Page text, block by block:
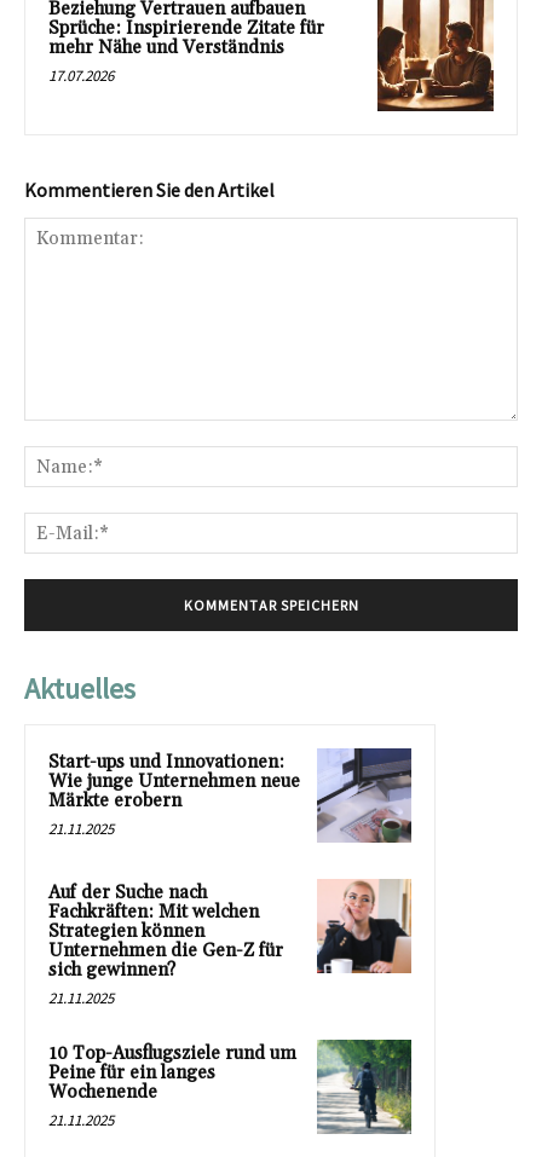
Beziehung Vertrauen aufbauen
Sprüche: Inspirierende Zitate für
mehr Nähe und Verständnis
17.07.2026
Kommentieren Sie den Artikel
Aktuelles
Start-ups und Innovationen:
Wie junge Unternehmen neue
Märkte erobern
21.11.2025
Auf der Suche nach
Fachkräften: Mit welchen
Strategien können
Unternehmen die Gen-Z für
sich gewinnen?
21.11.2025
10 Top-Ausflugsziele rund um
Peine für ein langes
Wochenende
21.11.2025